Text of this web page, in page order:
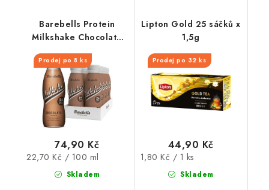
Barebells Protein
Milkshake Chocolate
330 ml
Prodej po 8 ks
Skladem
74,90 Kč
Měrná
22,70 Kč / 100 ml
Lipton Gold 25 sáčků x
1,5g
Prodej po 32 ks
Skladem
44,90 Kč
Měrná
1,80 Kč / 1 ks